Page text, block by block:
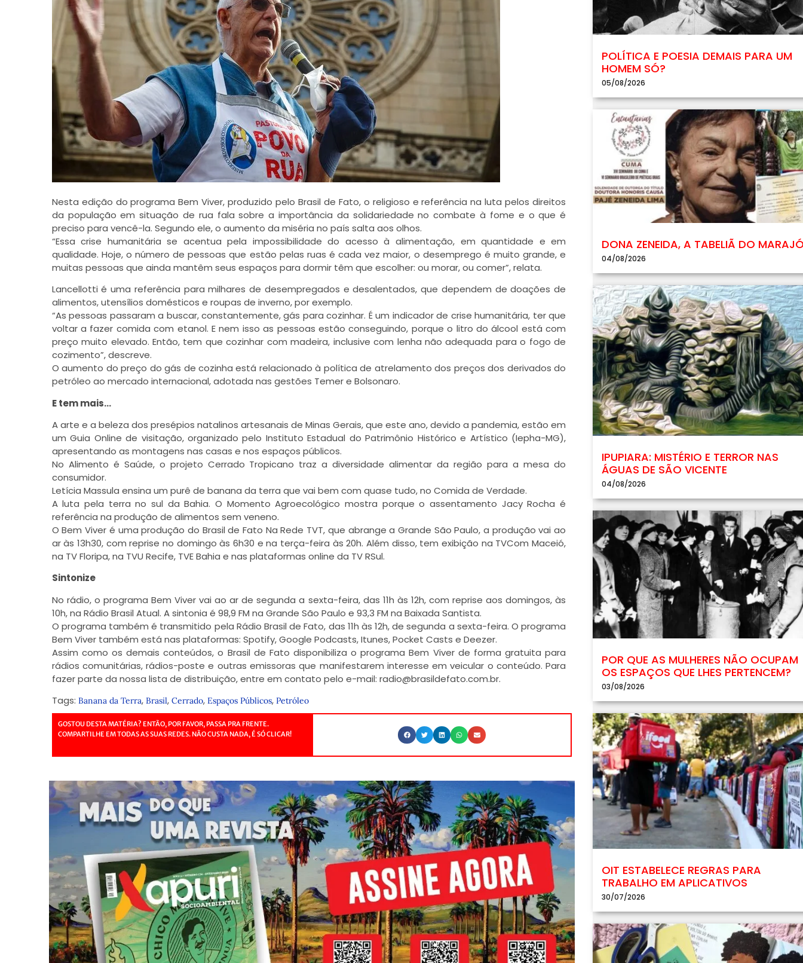
Nesta edição do programa Bem Viver, produzido pelo Brasil de Fato, o religioso e referência na luta pelos direitos
da população em situação de rua fala sobre a importância da solidariedade no combate à fome e o que é
preciso para vencê-la. Segundo ele, o aumento da miséria no país salta aos olhos.
“Essa crise humanitária se acentua pela impossibilidade do acesso à alimentação, em quantidade e em
qualidade. Hoje, o número de pessoas que estão pelas ruas é cada vez maior, o desemprego é muito grande, e
muitas pessoas que ainda mantêm seus espaços para dormir têm que escolher: ou morar, ou comer”, relata.
Lancellotti é uma referência para milhares de desempregados e desalentados, que dependem de doações de
alimentos, utensílios domésticos e roupas de inverno, por exemplo.
“As pessoas passaram a buscar, constantemente, gás para cozinhar. É um indicador de crise humanitária, ter que
voltar a fazer comida com etanol. E nem isso as pessoas estão conseguindo, porque o litro do álcool está com
preço muito elevado. Então, tem que cozinhar com madeira, inclusive com lenha não adequada para o fogo de
cozimento”, descreve.
O aumento do preço do gás de cozinha está relacionado à política de atrelamento dos preços dos derivados do
petróleo ao mercado internacional, adotada nas gestões Temer e Bolsonaro.
E tem mais…
A arte e a beleza dos presépios natalinos artesanais de Minas Gerais, que este ano, devido a pandemia, estão em
um Guia Online de visitação, organizado pelo Instituto Estadual do Patrimônio Histórico e Artístico (Iepha-MG),
apresentando as montagens nas casas e nos espaços públicos.
No Alimento é Saúde, o projeto Cerrado Tropicano traz a diversidade alimentar da região para a mesa do
consumidor.
Letícia Massula ensina um purê de banana da terra que vai bem com quase tudo, no Comida de Verdade.
A luta pela terra no sul da Bahia. O Momento Agroecológico mostra porque o assentamento Jacy Rocha é
referência na produção de alimentos sem veneno.
OBem Viver é uma produção do Brasil de Fato Na Rede TVT, que abrange a Grande São Paulo, a produção vai ao
ar às 13h30, com reprise no domingo às 6h30 e na terça-feira às 20h. Além disso, tem exibição na TVCom Maceió,
na TV Floripa, na TVU Recife, TVE Bahia e nas plataformas online da TV RSul.
Sintonize
No rádio, o programa Bem Viver vai ao ar de segunda a sexta-feira, das 11h às 12h, com reprise aos domingos, às
10h, na Rádio Brasil Atual. A sintonia é 98,9 FM na Grande São Paulo e 93,3 FM na Baixada Santista.
O programa também é transmitido pela Rádio Brasil de Fato, das 11h às 12h, de segunda a sexta-feira. O programa
Bem Viver também está nas plataformas: Spotify, Google Podcasts, Itunes, Pocket Casts e Deezer.
Assim como os demais conteúdos, o Brasil de Fato disponibiliza o programa Bem Viver de forma gratuita para
rádios comunitárias, rádios-poste e outras emissoras que manifestarem interesse em veicular o conteúdo. Para
fazer parte da nossa lista de distribuição, entre em contato pelo e-mail: radio@brasildefato.com.br.
Tags: Banana da Terra, Brasil, Cerrado, Espaços Públicos, Petróleo
GOSTOU DESTA MATÉRIA? ENTÃO, POR FAVOR, PASSA PRA FRENTE.
COMPARTILHE EM TODAS AS SUAS REDES. NÃO CUSTA NADA, É SÓ CLICAR!
POLÍTICA E POESIA DEMAIS PARA UM
HOMEM SÓ?
05/08/2026
DONA ZENEIDA, A TABELIÃ DO
04/08/2026
IPUPIARA: MISTÉRIO E TERROR NAS
ÁGUAS DE SÃO VICENTE
04/08/2026
POR QUE AS MULHERES NÃO OCUPAM
OS ESPAÇOS QUE LHES PERTENCEM?
03/08/2026
OIT ESTABELECE REGRAS PARA
TRABALHO EM APLICATIVOS
30/07/2026